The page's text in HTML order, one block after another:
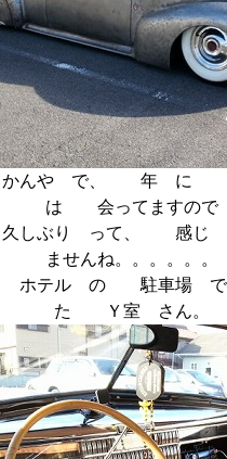
かんや で、 年 に
は 会ってますので
しぶり って、 感
ませんね。。。。。。
ホテル の 駐車場
た Ｙ室 さん。